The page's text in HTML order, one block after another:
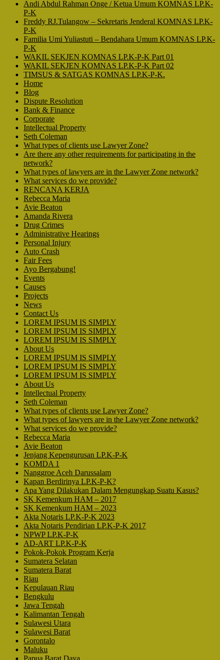
Andi Abdul Rahman Onge / Ketua Umum KOMNAS LP.K-
P-K
Freddy RJ.Tulangow – Sekretaris Jenderal KOMNAS LP.K-
P-K
Familia Umi Yuliastuti – Bendahara Umum KOMNAS LP.K-
P-K
WAKIL SEKJEN KOMNAS LP.K-P-K Part 01
WAKIL SEKJEN KOMNAS LP.K-P-K Part 02
TIMSUS & SATGAS KOMNAS LP.K-P-K.
Home
Blog
Dispute Resolution
Bank & Finance
Corporate
Intellectual Property
Seth Coleman
What types of clients use Lawyer Zone?
Are there any other requirements for participating in the
network?
What types of lawyers are in the Lawyer Zone network?
What services do we provide?
RENCANA KERJA
Rebecca Maria
Avie Beaton
Amanda Rivera
Drug Crimes
Administrative Hearings
Personal Injury
Auto Crash
Fair Fees
Ayo Bergabung!
Events
Causes
Projects
News
Contact Us
LOREM IPSUM IS SIMPLY
LOREM IPSUM IS SIMPLY
LOREM IPSUM IS SIMPLY
About Us
LOREM IPSUM IS SIMPLY
LOREM IPSUM IS SIMPLY
LOREM IPSUM IS SIMPLY
About Us
Intellectual Property
Seth Coleman
What types of clients use Lawyer Zone?
What types of lawyers are in the Lawyer Zone network?
What services do we provide?
Rebecca Maria
Avie Beaton
Jenjang Kepengurusan LP.K-P-K
KOMDA 1
Nanggroe Aceh Darussalam
Kapan Berdirinya LP.K-P-K?
Apa Yang Dilakukan Dalam Mengungkap Suatu Kasus?
SK Kemenkum HAM – 2017
SK Kemenkum HAM – 2023
Akta Notaris LP.K-P-K 2023
Akta Notaris Pendirian LP.K-P-K 2017
NPWP LP.K-P-K
AD-ART LP.K-P-K
Pokok-Pokok Program Kerja
Sumatera Selatan
Sumatera Barat
Riau
Kepulauan Riau
Bengkulu
Jawa Tengah
Kalimantan Tengah
Sulawesi Utara
Sulawesi Barat
Gorontalo
Maluku
Papua Barat Daya